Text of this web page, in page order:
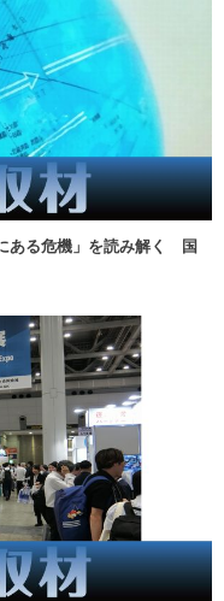
ある危機」を読み解く 国